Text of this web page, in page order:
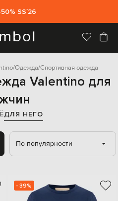
SS`26
Одежда Спортивная одежда
Valentino для
ДЛЯ НЕГО
По популярности
- 39%